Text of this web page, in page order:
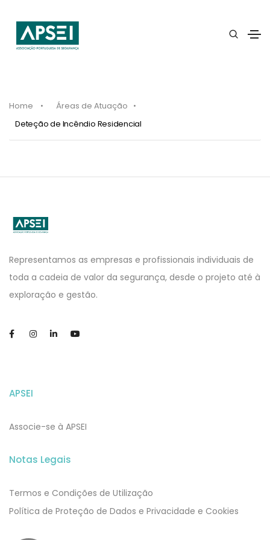
Home
Áreas de Atuação
Deteção de Incêndio Residencial
Representamos as empresas e profissionais individuais de
toda a cadeia de valor da segurança, desde o projeto até à
exploração e gestão.
APSEI
Associe-se à APSEI
Notas Legais
Termos e Condições de Utilização
​​Política de Proteção de Dados e Privacidade e Cookies